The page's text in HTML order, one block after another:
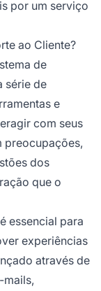
por um serviço
ao Cliente?
de
série de
e
com seus
preocupações,
dos
que o
essencial para
experiências
através de